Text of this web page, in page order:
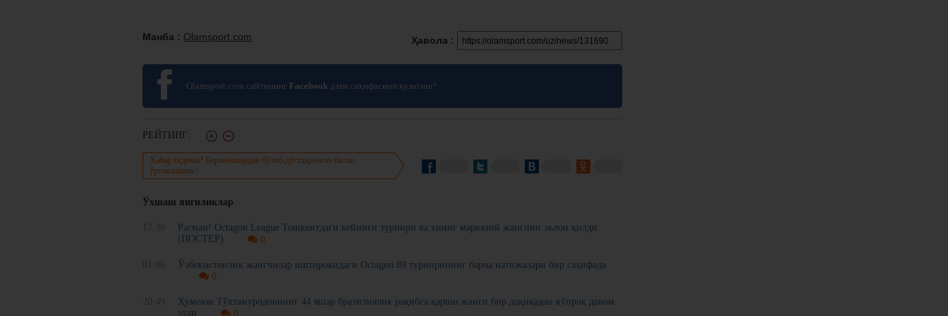
Ҳавола :
Манба : Olamsport.com
Olamsport.com сайтининг Facebook даги саҳифасини кузатинг!
РЕЙТИНГ:
Хабар ёқдими? Биринчилардан бўлиб дўстларингиз билан
ўртоқлашинг!
Ўхшаш янгиликлар
Расман! Octagon League Тошкентдаги кейинги турнири ва унинг марказий жангини эълон қилди
(ПОСТЕР)
0
Ўзбекистонлик жангчилар иштирокидаги Octagon 89 турнирининг барча натижалари бир саҳифада
0
Ҳумоюн Тўхтамуродовнинг 44 яшар бразилиялик рақибга қарши жанги бир дақиқадан кўпроқ давом
этди
0